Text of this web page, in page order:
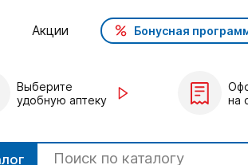
Акции Бонусная
Выберите
удобную аптеку
на